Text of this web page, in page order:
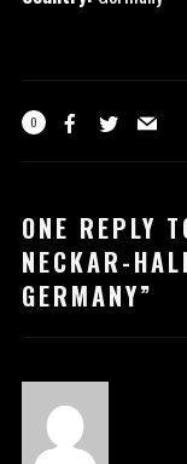
0
ONE REPLY
NECKAR-
GERMANY”